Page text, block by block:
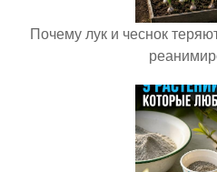
Почему лук и чеснок